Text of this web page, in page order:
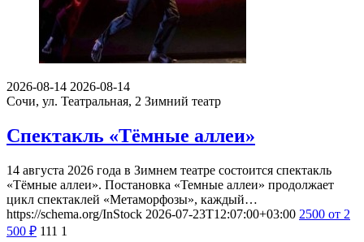
2026-08-14 2026-08-14
Сочи, ул. Театральная, 2 Зимний театр
Спектакль «Тёмные аллеи»
14 августа 2026 года в Зимнем театре состоится спектакль
«Тёмные аллеи». Постановка «Темные аллеи» продолжает
цикл спектаклей «Метаморфозы», каждый…
https://schema.org/InStock 2026-07-23T12:07:00+03:00 2500 от 2
500 ₽ 111 1